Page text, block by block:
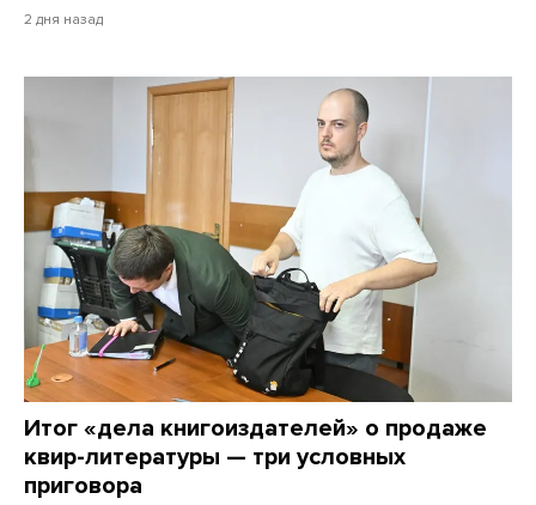
2 дня назад
Итог «дела книгоиздателей» о продаже
квир-литературы — три условных
приговора